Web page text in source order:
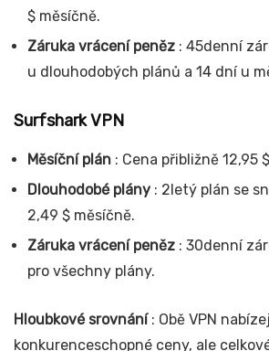
$ měsíčně.
Záruka vrácení peněz : 45denní
u dlouhodobých plánů a 14 dní u
Surfshark VPN
Měsíční plán : Cena přibližně 12,95
Dlouhodobé plány : 2letý plán se
2,49 $ měsíčně.
Záruka vrácení peněz : 30denní
pro všechny plány.
Hloubkové srovnání: Obě VPN
konkurenceschopné ceny, ale